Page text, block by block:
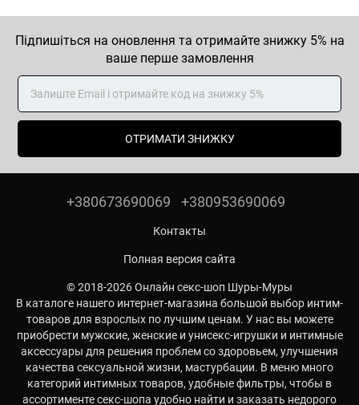
Підпишіться на оновлення та отримайте знижку 5% на
ваше перше замовлення
ОТРИМАТИ ЗНИЖКУ
+380673690069 +380953690069
Контакты
Полная версия сайта
© 2018-2026 Онлайн секс-шоп Шуры-Муры
В каталоге нашего интернет-магазина большой выбор интим-
товаров для взрослых по лучшим ценам. У нас вы можете
приобрести мужские, женские и унисекс-игрушки и интимные
аксессуары для решения проблем со здоровьем, улучшения
качества сексуальной жизни, мастурбации. В меню много
категорий интимных товаров, удобные фильтры, чтобы в
ассортименте секс-шопа удобно найти и заказать недорого